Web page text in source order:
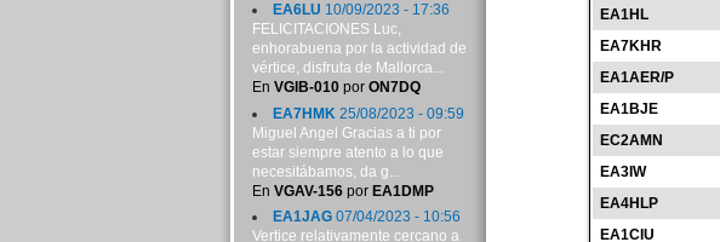
EA1HL
EA7KHR
EA1AER/P
EA1BJE
EC2AMN
EA3IW
EA4HLP
EA1CIU
EA6LU 10/09/2023 - 17:36
FELICITACIONES Luc,
enhorabuena por la actividad de
vértice, disfruta de Mallorca...
En VGIB-010por ON7DQ
EA7HMK 25/08/2023 - 09:59
Miguel Angel Gracias a ti por
estar siempre atento a lo que
necesitábamos, da g...
En VGAV-156por EA1DMP
EA1JAG07/04/2023 - 10:56
Vertice relativamente cercano a